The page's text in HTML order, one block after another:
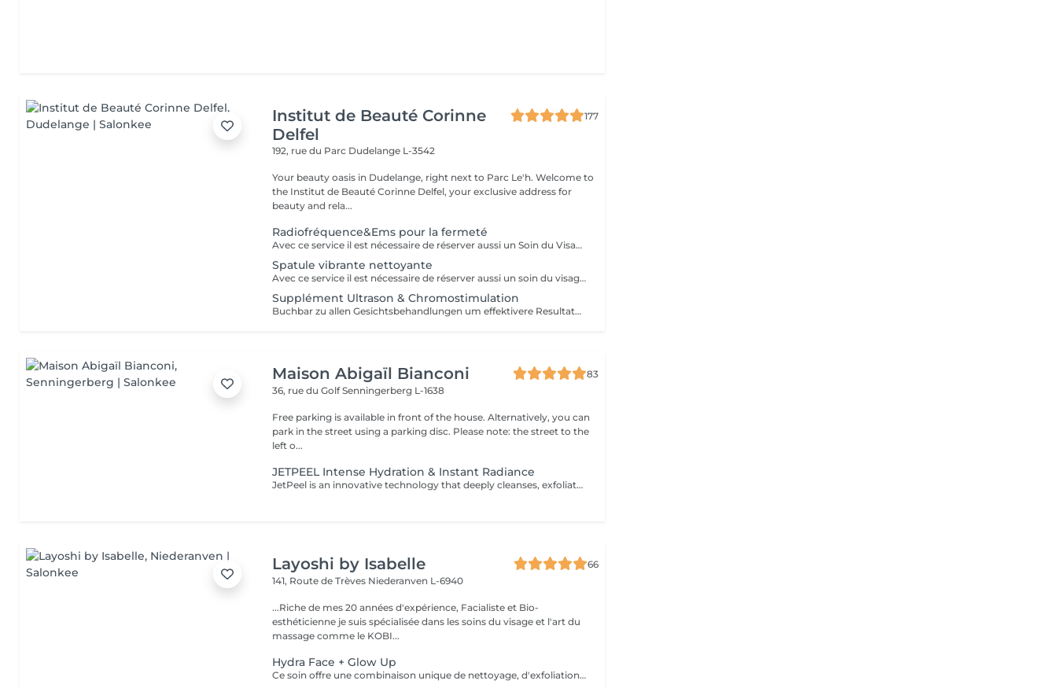
Institut de Beauté Corinne
Delfel
177
192, rue du Parc Dudelange L-3542
Your beauty oasis in Dudelange, right next to Parc Le'h. Welcome to
the Institut de Beauté Corinne Delfel, your exclusive address for
beauty and rela...
Radiofréquence&Ems pour la fermeté
Avec ce service il est nécessaire de réserver aussi un Soin du Visage. Peut être intégré à tous nos soins de visage.
Spatule vibrante nettoyante
Avec ce service il est nécessaire de réserver aussi un soin du visage.
Supplément Ultrason & Chromostimulation
Buchbar zu allen Gesichtsbehandlungen um effektivere Resultate zu erhalten. Nicht ohne Gesichtsbehandlung möglich. Dauer 6-8min
Maison Abigaïl Bianconi
83
36, rue du GolfSenningerberg L-1638
Free parking is available in front of the house. Alternatively, you can
park in the street using a parking disc. Please note: the street to the
left o...
JETPEEL Intense Hydration & Instant Radiance
JetPeel is an innovative technology that deeply cleanses, exfoliates, and infuses the skin without needles or contact. Using a high-velocity jet of air and active ingredients, the skin is thoroughly cleansed, intensely hydrated, and immediately more radiant. This treatment works both on the surface and deep within the skin to visibly improve its quality: Smooths skin texture Tightens pores Revives the complexion's radiance Reduces wrinkles, fine lines, and signs of fatigue Provides intense hydration Painless and with no downtime, the skin looks clear, fresh, plump, and glowing from the very first session. Each session includes: A double skin analysis, including a precise technology-assisted diagnosis A complete JetPeel treatment Application of a targeted booster according to the skin's needs A LED session to optimize and extend results Ideal as a treatment course for lasting, visible improvement in skin quality, or as maintenance between a classic facial and a deeper treatment such as Morpheus.
Layoshi by Isabelle
66
141, Route de Trèves Niederanven L-6940
...Riche de mes 20 années d'expérience, Facialiste et Bio-
esthéticienne je suis spécialisée dans les soins du visage et l'art du
massage comme le KOBI...
Hydra Face + Glow Up
Ce soin offre une combinaison unique de nettoyage, d'exfoliation, d'extraction, d'hydratation et de protection pour une peau éclatante et nettoyée en profondeur: les pores sont resserrés, le teint éclairci, le grain de peau lissé, les ridules estompées, un visage hydraté et régénéré. Il est adapté à tous les types de peau, dès 12 ans pour un nettoyage en profondeur. *** Idéal en cure de 4 soins pour des résultats optimum*** Demandez-moi des renseignements, je me ferai un plaisir de vous conseiller...